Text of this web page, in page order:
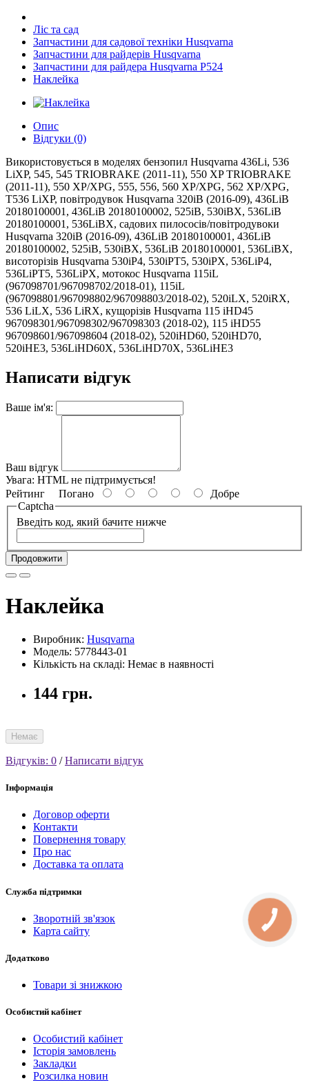
Ліс та сад
Запчастини для садової техніки Husqvarna
Запчастини для райдерів Husqvarna
Запчастини для райдера Husqvarna P524
Наклейка
Опис
Відгуки (0)
Використовується в моделях бензопил Husqvarna 436Li, 536
LiXP, 545, 545 TRIOBRAKE (2011-11), 550 XP TRIOBRAKE
(2011-11), 550 XP/XPG, 555, 556, 560 XP/XPG, 562 XP/XPG,
T536 LiXP, повітродувок Husqvarna 320iB (2016-09), 436LiB
20180100001, 436LiB 20180100002, 525iB, 530iBX, 536LiB
20180100001, 536LiBX, садових пилососів/повітродувоки
Husqvarna 320iB (2016-09), 436LiB 20180100001, 436LiB
20180100002, 525iB, 530iBX, 536LiB 20180100001, 536LiBX,
висоторізів Husqvarna 530iP4, 530iPT5, 530iPX, 536LiP4,
536LiPT5, 536LiPX, мотокос Husqvarna 115iL
(967098701/967098702/2018-01), 115iL
(967098801/967098802/967098803/2018-02), 520iLX, 520iRX,
536 LiLX, 536 LiRX, кущорізів Husqvarna 115 iHD45
967098301/967098302/967098303 (2018-02), 115 iHD55
967098601/967098604 (2018-02), 520iHD60, 520iHD70,
520iHE3, 536LiHD60X, 536LiHD70X, 536LiHE3
Написати відгук
Ваше ім'я:
Ваш відгук
Увага: HTML не підтримується!
Рейтинг Погано
Добре
Captcha
Введіть код, який бачите нижче
Продовжити
Наклейка
Виробник: Husqvarna
Модель: 5778443-01
Кількість на складі: Немає в наявності
144 грн.
Немає
Відгуків: 0 /Написати відгук
Інформація
Договор оферти
Контакти
Повернення товару
Про нас
Доставка та оплата
Служба підтримки
Зворотній зв'язок
Карта сайту
Додатково
Товари зі знижкою
Особистий кабінет
Особистий кабінет
Історія замовлень
Закладки
Розсилка новин
КНОПКА
СВЯЗИ